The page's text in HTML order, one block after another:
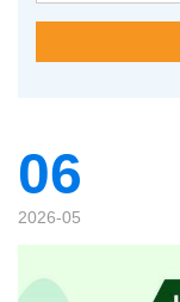
06
2026-05